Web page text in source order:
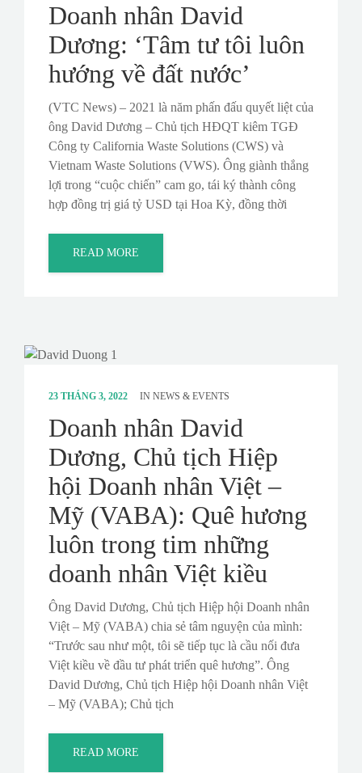
Doanh nhân David
Dương: ‘Tâm tư tôi luôn
hướng về đất nước’
(VTC News) – 2021 là năm phấn đấu quyết liệt của
ông David Dương – Chủ tịch HĐQT kiêm TGĐ
Công ty California Waste Solutions (CWS) và
Vietnam Waste Solutions (VWS). Ông giành thắng
lợi trong “cuộc chiến” cam go, tái ký thành công
hợp đồng trị giá tỷ USD tại Hoa Kỳ, đồng thời
READ MORE
23 THÁNG 3, 2022 IN NEWS & EVENTS
Doanh nhân David
Dương, Chủ tịch Hiệp
hội Doanh nhân Việt –
Mỹ (VABA): Quê hương
luôn trong tim những
doanh nhân Việt kiều
Ông David Dương, Chủ tịch Hiệp hội Doanh nhân
Việt – Mỹ (VABA) chia sẻ tâm nguyện của mình:
“Trước sau như một, tôi sẽ tiếp tục là cầu nối đưa
Việt kiều về đầu tư phát triển quê hương”. Ông
David Dương, Chủ tịch Hiệp hội Doanh nhân Việt
– Mỹ (VABA); Chủ tịch
READ MORE